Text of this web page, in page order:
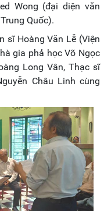
Wong (đại diện văn
Quốc).
sĩ Hoàng Văn Lễ (Viện
gia phả học Võ Ngọc
Long Vân, Thạc sĩ
Châu Linh cùng